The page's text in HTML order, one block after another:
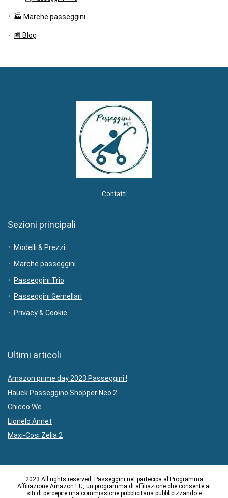
🏭 Marche passeggini
📰 Blog
Contatti
Sezioni principali
Modelli & Prezzi
Marche passeggini
Passeggini Trio
Passeggini Gemellari
Privacy & Cookie
Ultimi articoli
Amazon prime day 2023 Passeggini !
Hauck Passeggino Shopper Neo 2
Chicco We
Lionelo Annet
Maxi-Cosi Zelia 2
2023 All rights reserved. Passeggini.net partecipa al Programma
Affiliazione Amazon EU, un programma di affiliazione che consente ai
siti di percepire una commissione pubblicitaria pubblicizzando e